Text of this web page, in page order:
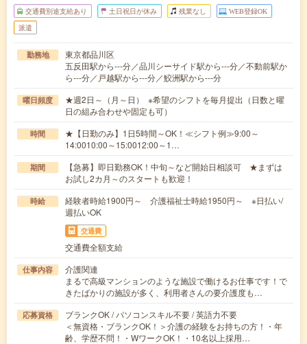
交通費別途支給あり 土日祝日が休み 残業なし WEB登録OK
派遣
勤務地
東京都品川区
五反田駅から---分／品川シーサイド駅から---分／不動前駅か
ら---分／戸越駅から---分／鮫洲駅から---分
曜日頻度
★週2日～（月～日） ※希望のシフトを毎月提出（日数と曜
日の組み合わせや固定も可）
時間
★【日勤のみ】1日5時間～OK！≪シフト例≫9:00～
14:0010:00～15:0012:00～1…
期間
【急募】即日勤務OK！中旬～など開始日相談可 ★まずは
お試し2カ月～のスタートも歓迎！
時給
経験者時給1900円～ 介護福祉士時給1950円～ ※日払い/
週払いOK
交通費
交通費全額支給
仕事内容
介護関連
まるで高級マンションのような施設で働けるお仕事です！で
きたばかりの施設が多く、利用者さんの要介護度も…
応募資格
ブランクOK / パソコンスキル不要 / 英語力不要
＜無資格・ブランクOK！＞介護の経験をお持ちの方！・年
齢、学歴不問！・WワークOK！・10名以上採用…